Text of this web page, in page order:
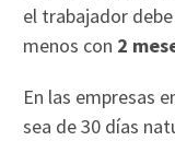
el trabajador
menos con 2
En las empresas
sea de 30 días